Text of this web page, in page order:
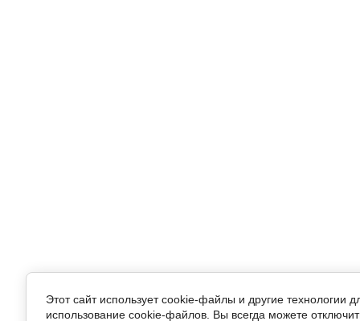
Этот сайт использует cookie-файлы и другие
использование cookie-файлов. Вы всегда можете